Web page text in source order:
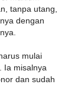
tanpa utang,
dengan
mulai
Ia misalnya
dan sudah